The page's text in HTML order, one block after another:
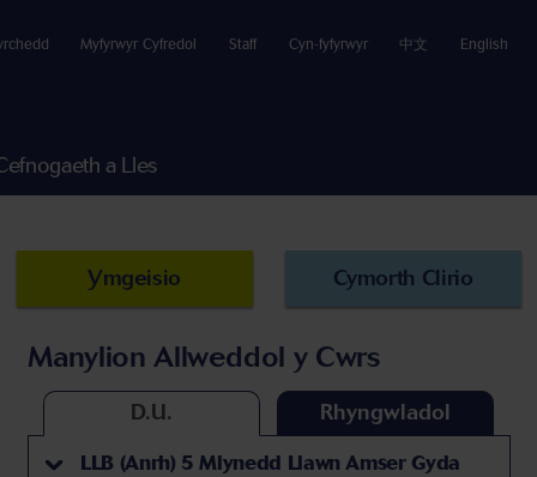
Myfyrwyr Cyfredol Staff Cyn-fyfyrwyr 中文 English
a Lles
Ymgeisio Cymorth Clirio
Manylion Allweddol y Cwrs
D.U. Rhyngwladol
LLB (Anrh) 5 Mlynedd Llawn Amser Gyda